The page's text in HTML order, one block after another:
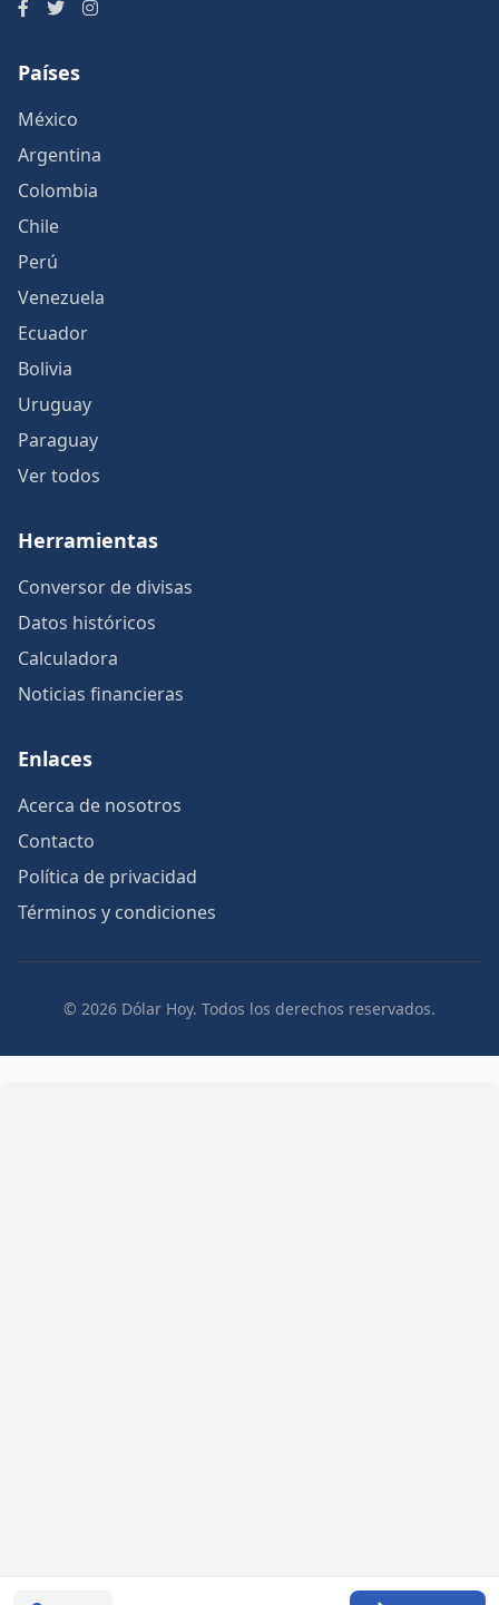
Países
México
Argentina
Colombia
Chile
Perú
Venezuela
Ecuador
Bolivia
Uruguay
Paraguay
Ver todos
Herramientas
Conversor de divisas
Datos históricos
Calculadora
Noticias financieras
Enlaces
Acerca de nosotros
Contacto
Política de privacidad
Términos y condiciones
© 2026 Dólar Hoy. Todos los derechos reservados.